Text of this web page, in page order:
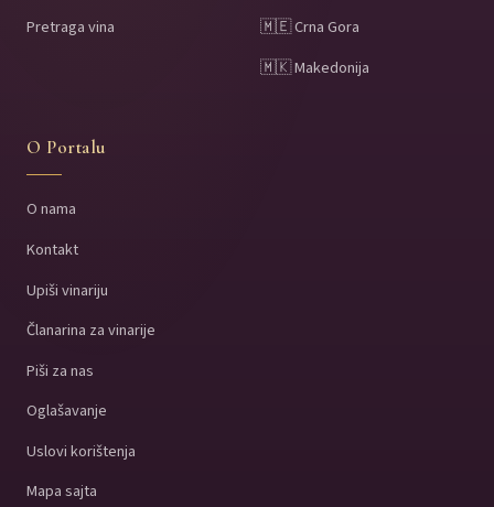
Pretraga vina
🇲🇪 Crna Gora
🇲🇰 Makedonija
O Portalu
O nama
Kontakt
Upiši vinariju
Članarina za vinarije
Piši za nas
Oglašavanje
Uslovi korištenja
Mapa sajta